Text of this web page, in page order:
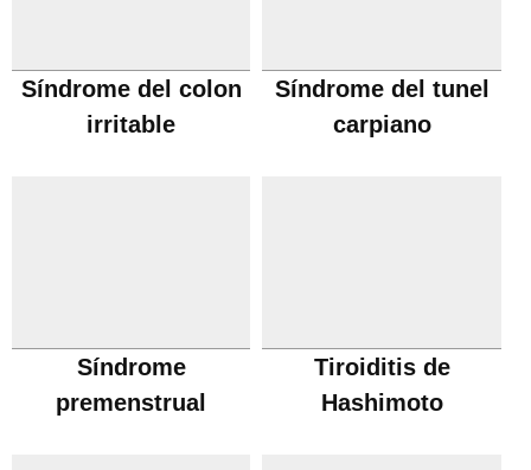
Síndrome del colon
irritable
Síndrome del tunel
carpiano
Síndrome
premenstrual
Tiroiditis de
Hashimoto